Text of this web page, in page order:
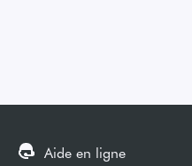
Aide en ligne